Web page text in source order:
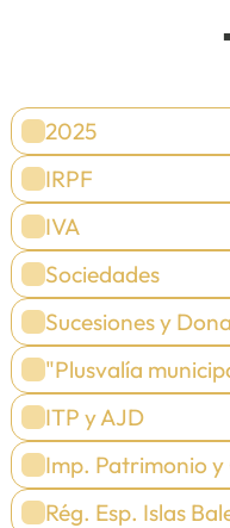
2025
IRPF
IVA
Sociedades
Sucesiones y
"Plusvalía
ITP y AJD
Imp. Patrimonio
Rég. Esp. Islas